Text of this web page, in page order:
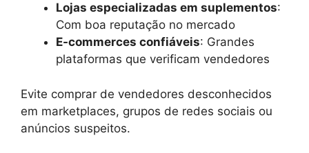
Lojas especializadas em suplementos:
Com boa reputação no mercado
E-commerces confiáveis: Grandes
plataformas que verificam vendedores
Evite comprar de vendedores desconhecidos
em marketplaces, grupos de redes sociais ou
anúncios suspeitos.